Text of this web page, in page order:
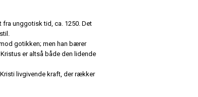
unggotisk tid, ca. 1250. Det
gotikken; men han bærer
er altså både den lidende
livgivende kraft, der rækker